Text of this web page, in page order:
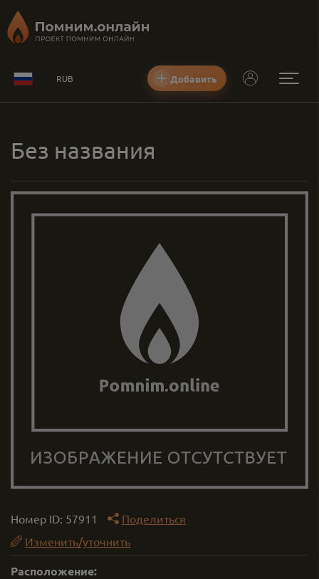
RUB Добавить
Без названия
Номер ID: 57911
Поделиться
Изменить/уточнить
Расположение: